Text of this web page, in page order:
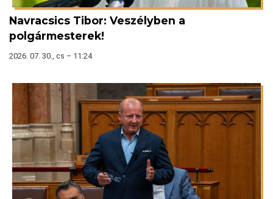
Navracsics Tibor: Veszélyben a
polgármesterek!
2026. 07. 30., cs – 11:24